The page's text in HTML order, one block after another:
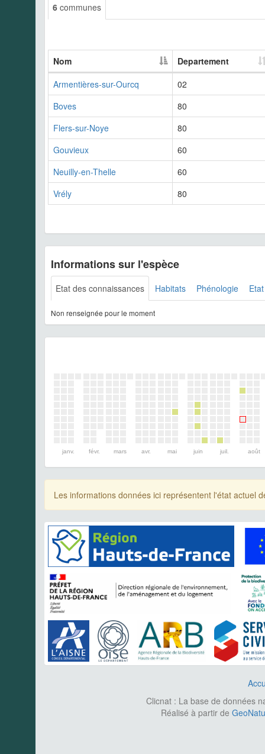
6 communes
Nom
Departement
Armentières-sur-Ourcq
02
Boves
80
Flers-sur-Noye
80
Gouvieux
60
Neuilly-en-Thelle
60
Vrély
80
Informations sur l'espèce
Etat des connaissances Habitats Phénologie
Non renseignée pour le moment
janv. févr. mars avr. mai juin juil. août
Les informations données ici représentent l'état actuel
Clicnat : La base de données
Réalisé à partir de